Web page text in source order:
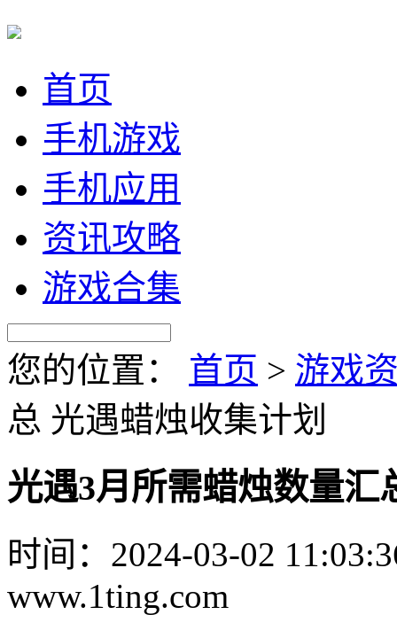
首页
手机游戏
手机应用
资讯攻略
游戏合集
您的位置： 首页 > 游戏
总 光遇蜡烛收集计划
光遇3月所需蜡烛数量汇
时间：2024-03-02
www.1ting.com